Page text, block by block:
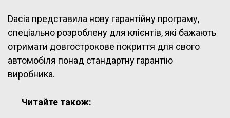
Dacia представила нову гарантійну програму,
спеціально розроблену для клієнтів, які бажають
отримати довгострокове покриття для свого
автомобіля понад стандартну гарантію
виробника.
Читайте також: